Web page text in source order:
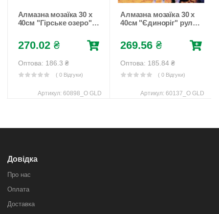
Алмазна мозаїка 30 х
40см "Гірське озеро"
підрамника)
Різнокольоровий
270.02 ₴
Оптова: 186.3 ₴
( 0 Відгуки)
Артикул: 60898_O GLD
Алмазна мозаїка 30 х
40см "Єдиноріг" рулон
підрамника)
Різнокольоровий
269.56 ₴
Оптова: 185.84 ₴
( 0 Відгуки)
Артикул: 60137_O GLD
Довідка
Про нас
Оплата
Доставка